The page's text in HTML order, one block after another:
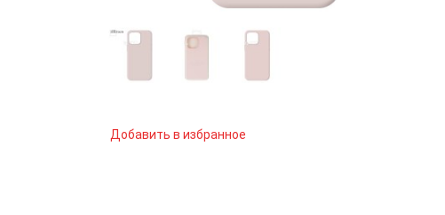
Добавить в избранное